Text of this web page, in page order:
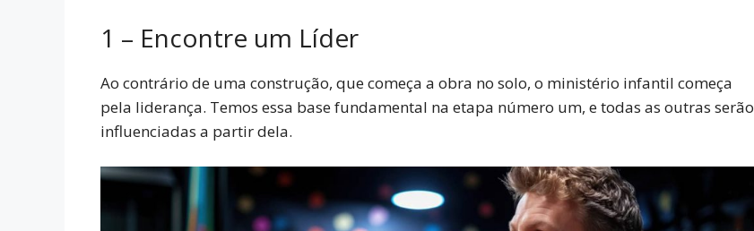
1 – Encontre um Líder
Ao contrário de uma construção, que começa a obra no solo, o ministério infantil começa
pela liderança. Temos essa base fundamental na etapa número um, e todas as outras serão
influenciadas a partir dela.